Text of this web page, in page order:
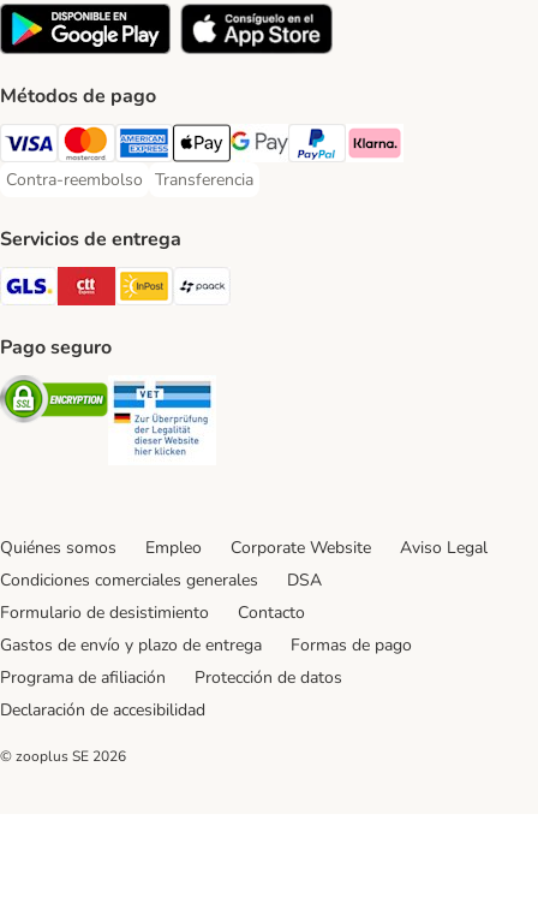
Métodos de pago
Visa Payment Method
Mastercard Payment Method
American Express Payment Method
Apple Pay Payment Method
Google Pay Payment Method
PayPal Payment Method
Klarna Payment Method
Contra-reembolso
Contra-reembolso Payment Method
Transferencia
Transferencia Payment Method
Servicios de entrega
GLS Shipping Method
CTTExpress Shipping Method
InPost Shipping Method
Pago seguro
Security
Quiénes somos Empleo Corporate Website
Aviso Legal
Condiciones comerciales generales
DSA
Formulario de desistimiento
Contacto
Gastos de envío y plazo de entrega
Formas de pago
Programa de afiliación
Protección de datos
Declaración de accesibilidad
© zooplus SE 2026